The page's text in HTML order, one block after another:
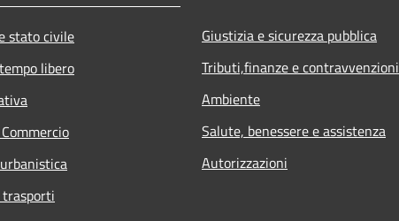
stato civile
libero
Giustizia e sicurezza pubblica
Tributi,finanze e contravvenzioni
Ambiente
Salute, benessere e assistenza
Autorizzazioni